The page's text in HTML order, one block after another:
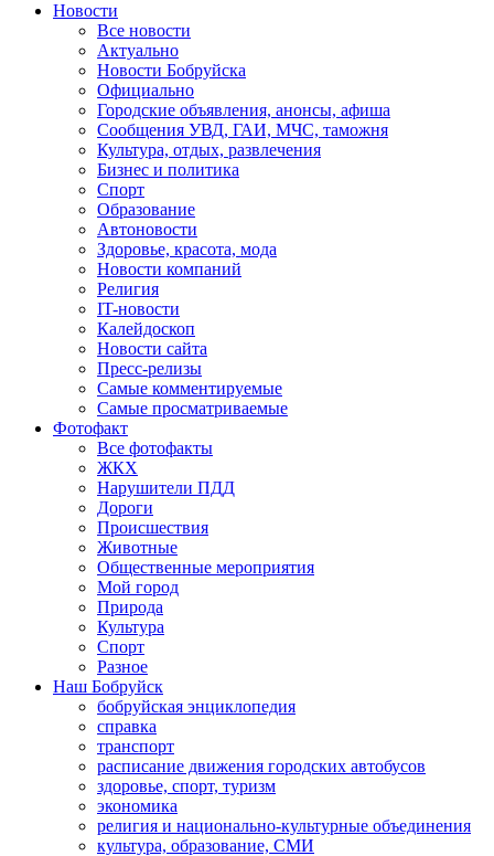
Новости
Все новости
Актуально
Новости Бобруйска
Официально
Городские объявления, анонсы, афиша
Сообщения УВД, ГАИ, МЧС, таможня
Культура, отдых, развлечения
Бизнес и политика
Спорт
Образование
Автоновости
Здоровье, красота, мода
Новости компаний
Религия
IT-новости
Калейдоскоп
Новости сайта
Пресс-релизы
Самые комментируемые
Самые просматриваемые
Фотофакт
Все фотофакты
ЖКХ
Нарушители ПДД
Дороги
Происшествия
Животные
Общественные мероприятия
Мой город
Природа
Культура
Спорт
Разное
Наш Бобруйск
бобруйская энциклопедия
справка
транспорт
расписание движения городских автобусов
здоровье, спорт, туризм
экономика
религия и национально-культурные объединения
культура, образование, СМИ